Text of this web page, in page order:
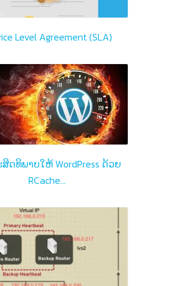
Level Agreement (SLA)
ດທິພາບໃຫ້ WordPress ດ້ວຍ
RCache…